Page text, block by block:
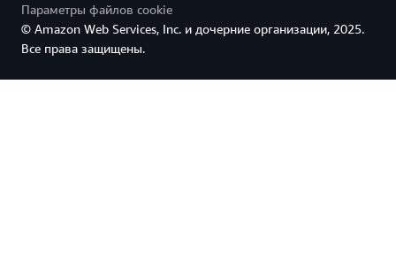
Параметры файлов cookie
© Amazon Web Services, Inc. и дочерние организации, 2025.
Все права защищены.